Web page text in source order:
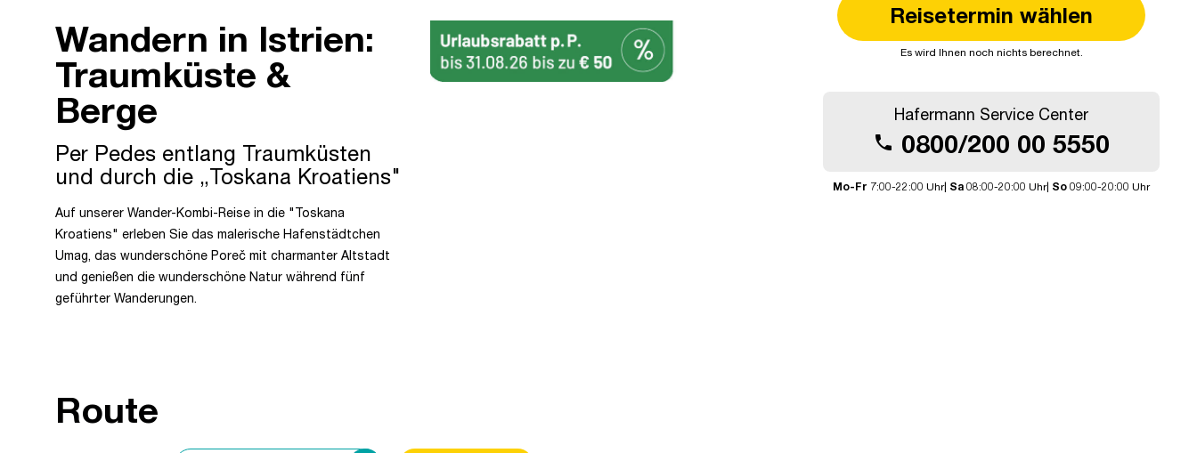
Wandern in Istrien:
Traumküste &
Berge
Per Pedes entlang Traumküsten
und durch die „Toskana Kroatiens"
Auf unserer Wander-Kombi-Reise in die "Toskana
Kroatiens" erleben Sie das malerische Hafenstädtchen
Umag, das wunderschöne Poreč mit charmanter Altstadt
und genießen die wunderschöne Natur während fünf
geführter Wanderungen.
Route
Reisetermin wählen
Es wird Ihnen noch nichts berechnet.
Hafermann Service Center
call 0800/200 00 5550
Mo-Fr 7:00-22:00 Uhr| Sa 08:00-20:00 Uhr| So 09:00-20:00 Uhr